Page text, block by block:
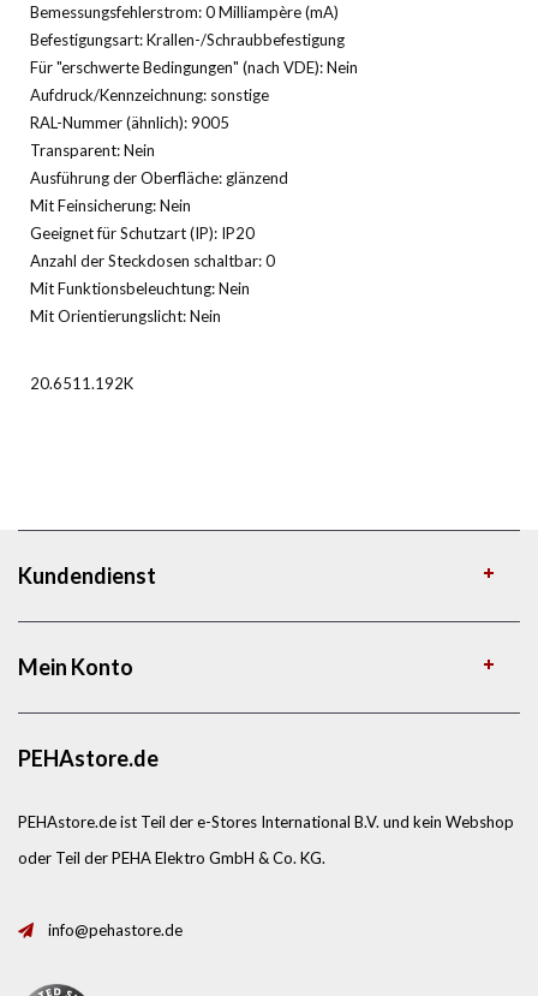
Bemessungsfehlerstrom: 0 Milliampère (mA)
Befestigungsart: Krallen-/Schraubbefestigung
Für "erschwerte Bedingungen" (nach VDE): Nein
Aufdruck/Kennzeichnung: sonstige
RAL-Nummer (ähnlich): 9005
Transparent: Nein
Ausführung der Oberfläche: glänzend
Mit Feinsicherung: Nein
Geeignet für Schutzart (IP): IP20
Anzahl der Steckdosen schaltbar: 0
Mit Funktionsbeleuchtung: Nein
Mit Orientierungslicht: Nein
20.6511.192K
Kundendienst
Mein Konto
PEHAstore.de
PEHAstore.de ist Teil der e-Stores International B.V. und kein Webshop
oder Teil der PEHA Elektro GmbH & Co. KG.
info@pehastore.de